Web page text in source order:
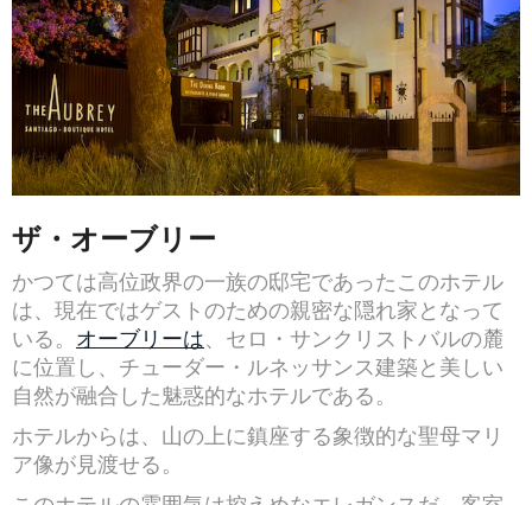
ザ・オーブリー
かつては高位政界の一族の邸宅であったこのホテル
は、現在ではゲストのための親密な隠れ家となって
いる。 オーブリーは、セロ・サンクリストバルの麓
に位置し、チューダー・ルネッサンス建築と美しい
自然が融合した魅惑的なホテルである。
ホテルからは、山の上に鎮座する象徴的な聖母マリ
ア像が見渡せる。